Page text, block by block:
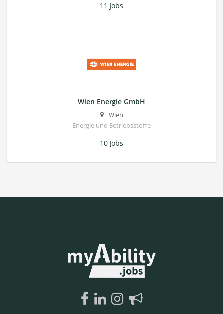
11 Jobs
Wien Energie GmbH
Wien
Energie und Betriebsstoffe
10 Jobs